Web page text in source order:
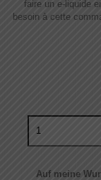
faire un e-liquide
besoin à cette
Auf meine